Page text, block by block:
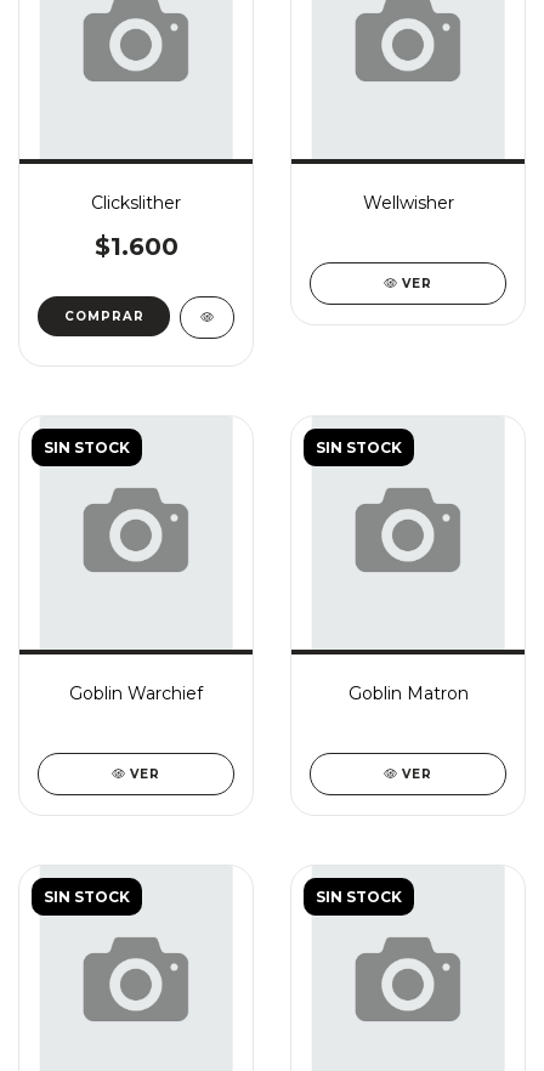
Clickslither
$1.600
COMPRAR
Wellwisher
VER
SIN STOCK
Goblin Warchief
VER
SIN STOCK
Goblin Matron
VER
SIN STOCK SIN STOCK